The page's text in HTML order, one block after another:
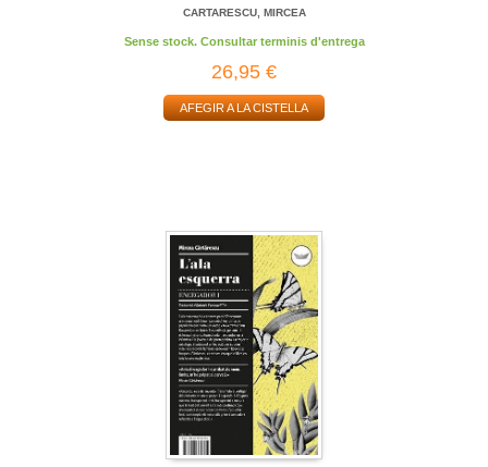
CARTARESCU, MIRCEA
Sense stock. Consultar terminis d'entrega
26,95 €
AFEGIR A LA CISTELLA